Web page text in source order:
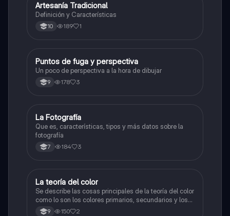
Artes
Artesanía Tradicional
Definición y Características
10 189 1
Artes
Puntos de fuga y perspectiva
Un poco de perspectiva a la hora de dibujar
9 178 3
Artes
La Fotografía
Que es, características, tipos y más datos sobre la
fotografía
7 184 3
Artes
La teoría del color
Se describe las cosas principales de la teoría del color
como lo son los colores primarios, secundarios y los
colores cálidos y fríos es un resumen y sus ejemplos
9 150 2